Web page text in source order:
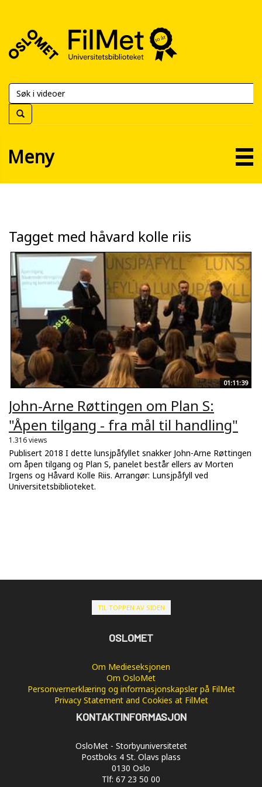
FilMet
Universitetsbiblioteket
Meny
Tagget med håvard kolle riis
01:11:39
John-Arne Røttingen om Plan S:
"Åpen tilgang - fra mål til handling"
1.316 views
Publisert 2018 I dette lunsjpåfyllet snakker John-Arne Røttingen
om åpen tilgang og Plan S, panelet består ellers av Morten
Irgens og Håvard Kolle Riis. Arrangør: Lunsjpåfyll ved
Universitetsbiblioteket.
TIL TOPPEN AV SIDEN
OSLOMET
Om Medieseksjonen
Om OsloMet
Personvernerklæring og informasjonskapsler på FilMet
Privacy Statement and Cookies at FilMet
KONTAKTINFORMASJON
OsloMet - Storbyuniversitetet
Postboks 4 St. Olavs plass
0130 Oslo
Tlf: 67 23 50 00